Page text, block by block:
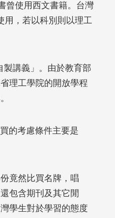
曾使用西文書籍。台灣
用，若以科別則以理工
講義」。由於教育部
理工學院的開放學程
的考慮條件主要是
竟然比買名牌，唱
包含期刊及其它閒
學生對於學習的態度